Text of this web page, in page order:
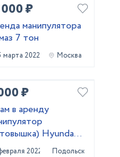
000 ₽
манипулятора
7 тон
марта 2022 Москва
₽
в аренду
Hyundai
2022 Подольск